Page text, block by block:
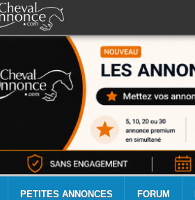
PETITES ANNONCES FORUM